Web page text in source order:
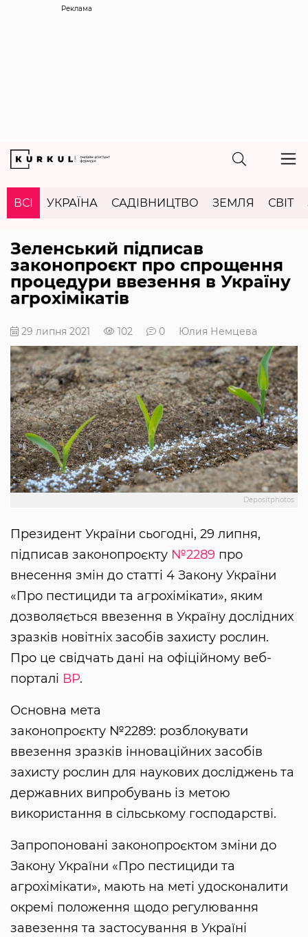
Реклама
ВСІ УКРАЇНА САДІВНИЦТВО ЗЕМЛЯ СВІТ
Зеленський підписав
законопроєкт про спрощення
процедури ввезення в Україну
агрохімікатів
29 липня 2021 102 0 Юлия Немцева
Depositphotos
Президент України сьогодні, 29 липня,
підписав законопроєкту №2289 про
внесення змін до статті 4 Закону України
«Про пестициди та агрохімікати», яким
дозволяється ввезення в Україну дослідних
зразків новітніх засобів захисту рослин.
Про це свідчать дані на офіційному веб-
порталі ВР.
Основна мета
законопроєкту №2289: розблокувати
ввезення зразків інноваційних засобів
захисту рослин для наукових досліджень та
державних випробувань із метою
використання в сільському господарстві.
Запропоновані законопроєктом зміни до
Закону України «Про пестициди та
агрохімікати», мають на меті удосконалити
окремі положення щодо регулювання
завезення та застосування в Україні